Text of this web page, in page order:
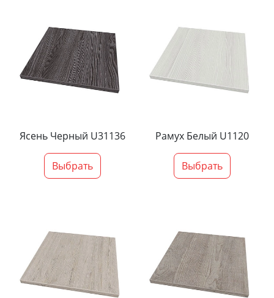
Ясень Черный U31136
Выбрать
Рамух Белый U1120
Выбрать